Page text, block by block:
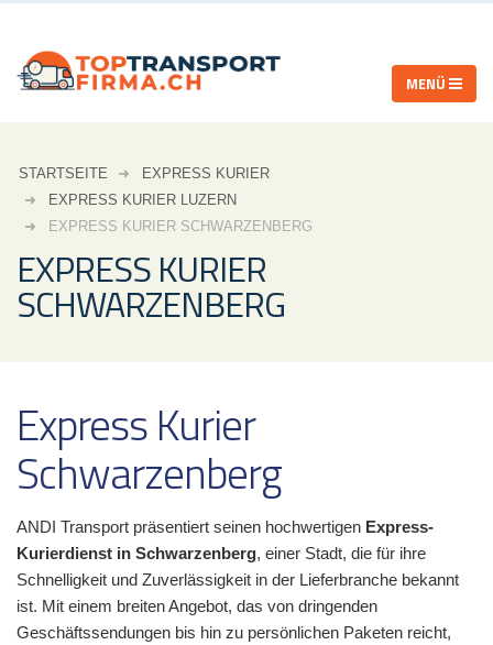
STARTSEITE
EXPRESS KURIER
EXPRESS KURIER LUZERN
EXPRESS KURIER SCHWARZENBERG
EXPRESS KURIER
SCHWARZENBERG
Express Kurier
Schwarzenberg
ANDI Transport präsentiert seinen hochwertigen Express-
Kurierdienst in Schwarzenberg, einer Stadt, die für ihre
Schnelligkeit und Zuverlässigkeit in der Lieferbranche bekannt
ist. Mit einem breiten Angebot, das von dringenden
Geschäftssendungen bis hin zu persönlichen Paketen reicht,